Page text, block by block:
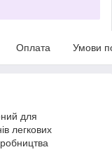
Оплата Умови
для
легкових